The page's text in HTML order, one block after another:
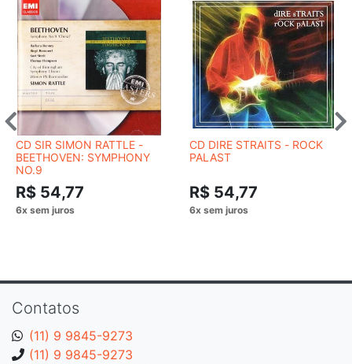
CD SIR SIMON RATTLE -
BEETHOVEN: SYMPHONY
NO.9
R$ 54,77
CD DIRE STRAITS - ROCK
PALAST
R$ 54,77
Contatos
(11) 9 9845-9273
(11) 9 9845-9273